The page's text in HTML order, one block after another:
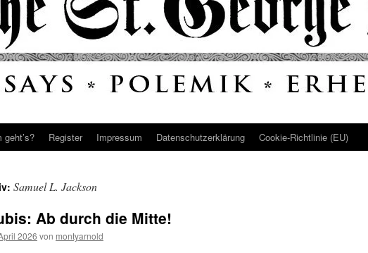
geht’s? Register Impressum Datenschutz­erklärung Cookie-Richtlinie (EU)
Samuel L. Jackson
Ab durch die Mitte!
2026 von montyarnold